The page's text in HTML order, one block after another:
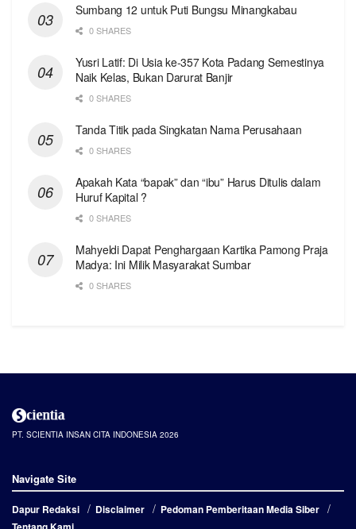
Sumbang 12 untuk Puti Bungsu Minangkabau
0 SHARES
Yusri Latif: Di Usia ke-357 Kota Padang Semestinya
Naik Kelas, Bukan Darurat Banjir
0 SHARES
Tanda Titik pada Singkatan Nama Perusahaan
0 SHARES
Apakah Kata “bapak” dan “ibu” Harus Ditulis dalam
Huruf Kapital ?
0 SHARES
Mahyeldi Dapat Penghargaan Kartika Pamong Praja
Madya: Ini Milik Masyarakat Sumbar
0 SHARES
PT. SCIENTIA INSAN CITA INDONESIA 2026
Navigate Site
Dapur Redaksi Disclaimer
Pedoman Pemberitaan Media Siber